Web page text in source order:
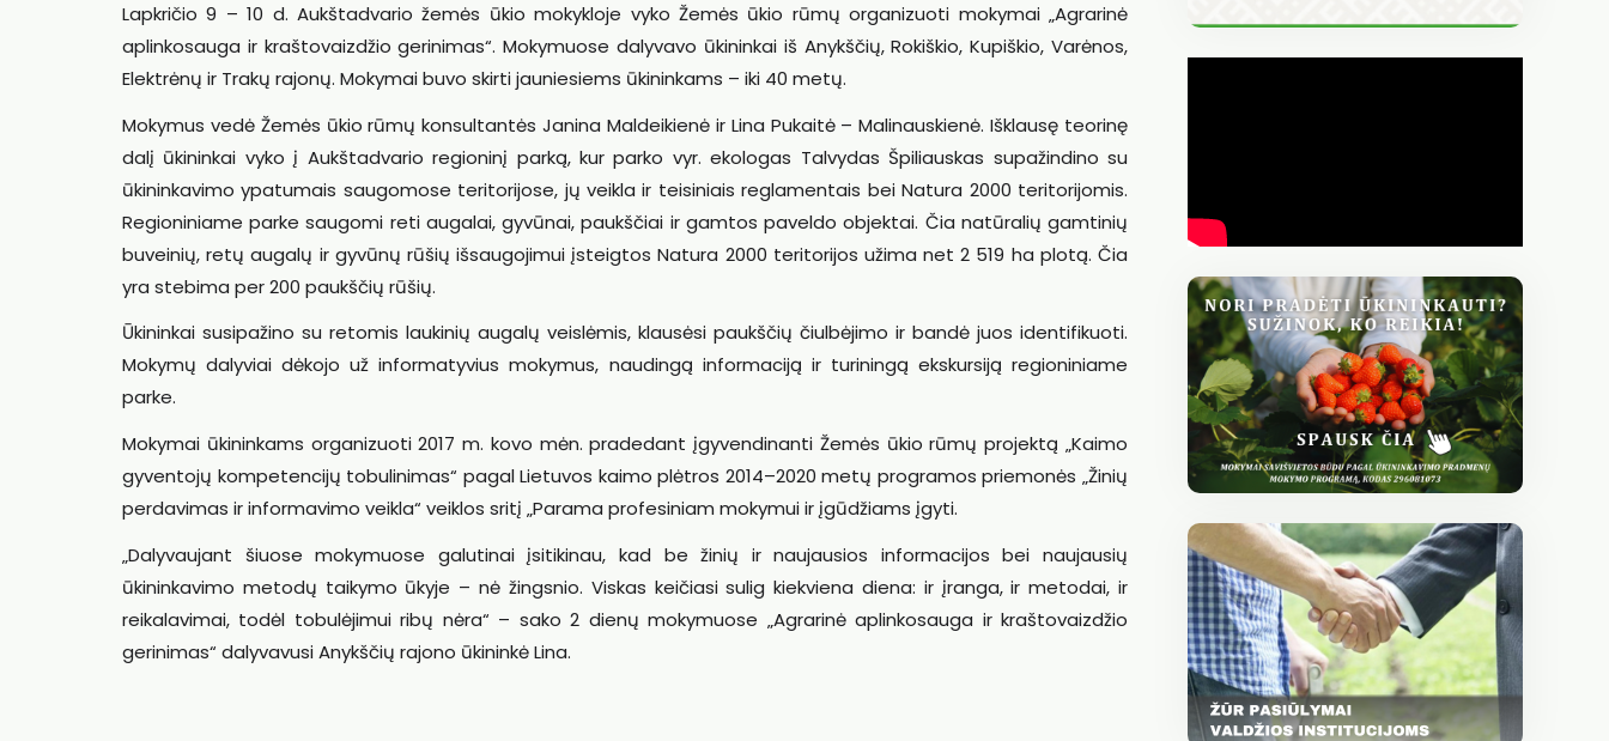
Lapkričio 9 – 10 d. Aukštadvario žemės ūkio mokykloje vyko Žemės ūkio rūmų organizuoti mokymai „Agrarinė
aplinkosauga ir kraštovaizdžio gerinimas“. Mokymuose dalyvavo ūkininkai iš Anykščių, Rokiškio, Kupiškio, Varėnos,
Elektrėnų ir Trakų rajonų. Mokymai buvo skirti jauniesiems ūkininkams – iki 40 metų.
Mokymus vedė Žemės ūkio rūmų konsultantės Janina Maldeikienė ir Lina Pukaitė – Malinauskienė. Išklausę teorinę
dalį ūkininkai vyko į Aukštadvario regioninį parką, kur parko vyr. ekologas Talvydas Špiliauskas supažindino su
ūkininkavimo ypatumais saugomose teritorijose, jų veikla ir teisiniais reglamentais bei Natura 2000 teritorijomis.
Regioniniame parke saugomi reti augalai, gyvūnai, paukščiai ir gamtos paveldo objektai. Čia natūralių gamtinių
buveinių, retų augalų ir gyvūnų rūšių išsaugojimui įsteigtos Natura 2000 teritorijos užima net 2 519 ha plotą. Čia
yra stebima per 200 paukščių rūšių.
Ūkininkai susipažino su retomis laukinių augalų veislėmis, klausėsi paukščių čiulbėjimo ir bandė juos identifikuoti.
Mokymų dalyviai dėkojo už informatyvius mokymus, naudingą informaciją ir turiningą ekskursiją regioniniame
parke.
Mokymai ūkininkams organizuoti 2017 m. kovo mėn. pradedant įgyvendinanti Žemės ūkio rūmų projektą „Kaimo
gyventojų kompetencijų tobulinimas“ pagal Lietuvos kaimo plėtros 2014–2020 metų programos priemonės „Žinių
perdavimas ir informavimo veikla“ veiklos sritį „Parama profesiniam mokymui ir įgūdžiams įgyti.
„Dalyvaujant šiuose mokymuose galutinai įsitikinau, kad be žinių ir naujausios informacijos bei naujausių
ūkininkavimo metodų taikymo ūkyje – nė žingsnio. Viskas keičiasi sulig kiekviena diena: ir įranga, ir metodai, ir
reikalavimai, todėl tobulėjimui ribų nėra“ – sako 2 dienų mokymuose „Agrarinė aplinkosauga ir kraštovaizdžio
gerinimas“ dalyvavusi Anykščių rajono ūkininkė Lina.